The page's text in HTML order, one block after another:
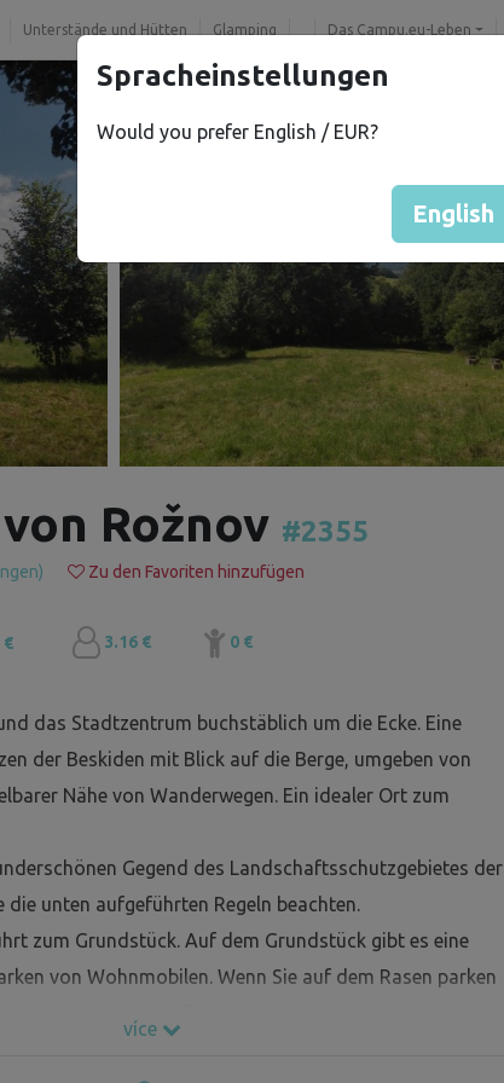
Unterstände und Hütten Glamping Das Campu.eu-Leben
Rožnov #2355
Zu den Favoriten hinzufügen
€ 3.16 € 0 €
das Stadtzentrum buchstäblich um die Ecke. Eine
der Beskiden mit Blick auf die Berge, umgeben von
Nähe von Wanderwegen. Ein idealer Ort zum
Gegend des Landschaftsschutzgebietes der
die unten aufgeführten Regeln beachten.
zum Grundstück. Auf dem Grundstück gibt es eine
von Wohnmobilen. Wenn Sie auf dem Rasen parken
více
Spracheinstellungen
Would you prefer English / EUR?
English